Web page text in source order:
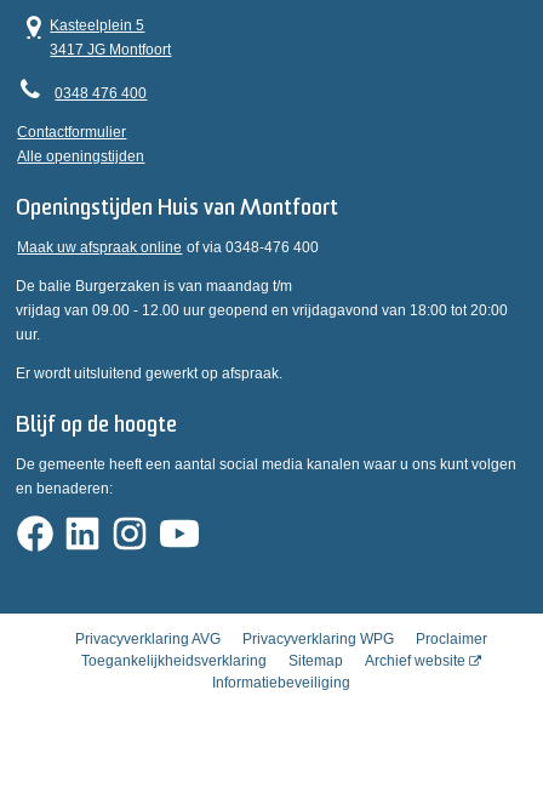
Kasteelplein 5
3417 JG Montfoort
0348 476 400
Contactformulier
Alle openingstijden
Openingstijden Huis van Montfoort
Maak uw afspraak online of via 0348-476 400
De balie Burgerzaken is van maandag t/m
vrijdag van 09.00 - 12.00 uur geopend en vrijdagavond van 18:00 tot 20:00
uur.
Er wordt uitsluitend gewerkt op afspraak.
Blijf op de hoogte
De gemeente heeft een aantal social media kanalen waar u ons kunt volgen
en benaderen:
Privacyverklaring AVG Privacyverklaring WPG
Proclaimer
Toegankelijkheidsverklaring
Sitemap
Archief website
Informatiebeveiliging